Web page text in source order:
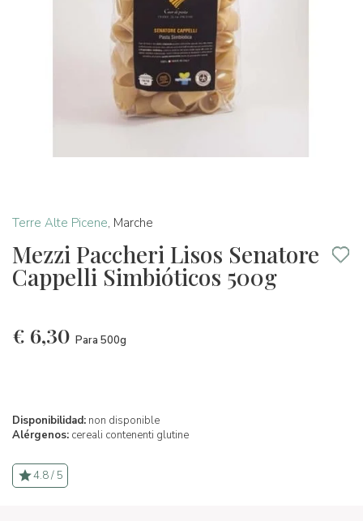
Terre Alte Picene, Marche
Mezzi Paccheri Lisos Senatore
Cappelli Simbióticos 500g
€ 6,30 Para 500g
Disponibilidad: non disponible
Alérgenos: cereali contenenti glutine
4.8 / 5